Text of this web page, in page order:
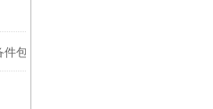
包G612-G190144介绍